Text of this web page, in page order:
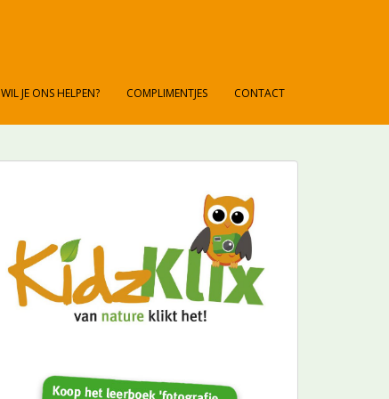
WIL JE ONS HELPEN? COMPLIMENTJES CONTACT